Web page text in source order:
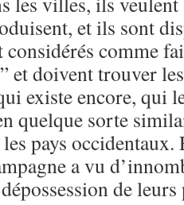
et ils sont
comme
et doivent trouver
existe encore, qui
quelque sorte
pays
a vu
de